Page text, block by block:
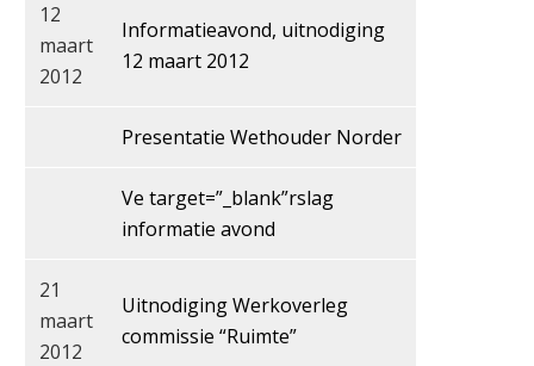
12
maart
2012
Informatieavond, uitnodiging
12 maart 2012
Presentatie Wethouder Norder
Ve target=”_blank”rslag
informatie avond
21
maart
2012
Uitnodiging Werkoverleg
commissie “Ruimte”